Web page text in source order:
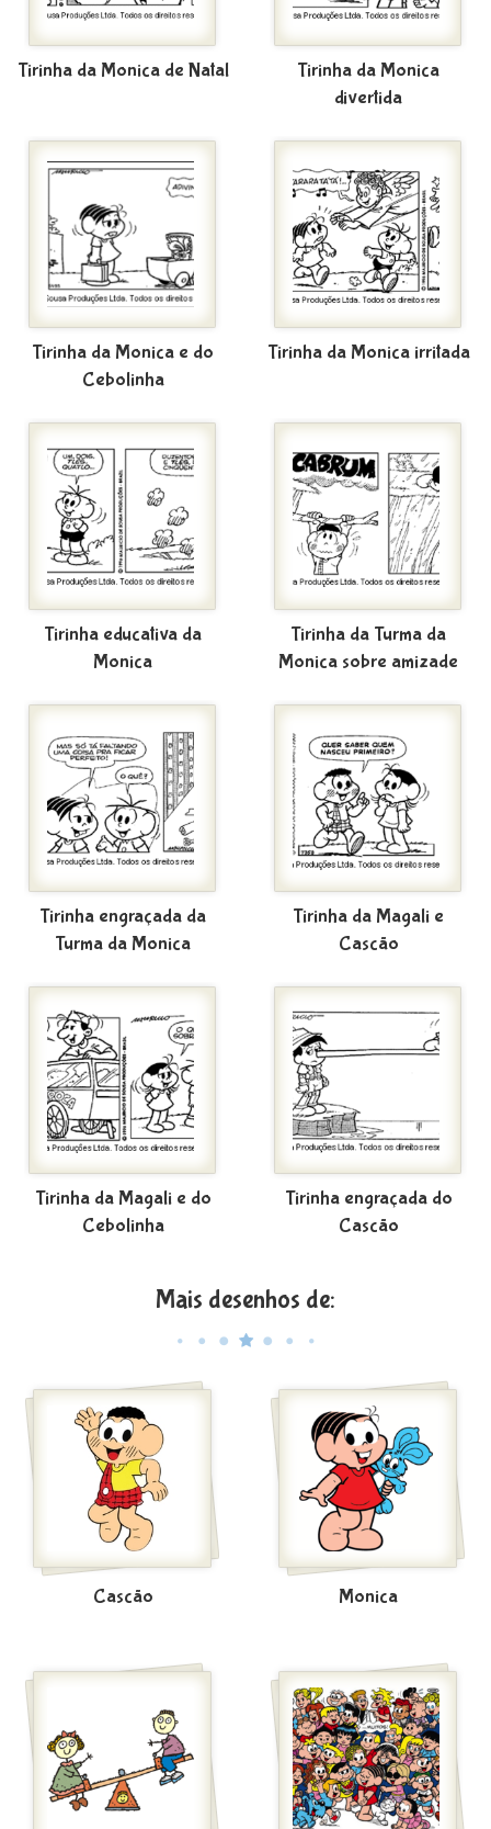
Tirinha da Monica de Natal
Tirinha da Monica
divertida
Tirinha da Monica e do
Cebolinha
Tirinha da Monica irritada
Tirinha educativa da
Monica
Tirinha da Turma da
Monica sobre amizade
Tirinha engraçada da
Turma da Monica
Tirinha da Magali e
Cascão
Tirinha da Magali e do
Cebolinha
Tirinha engraçada do
Cascão
Mais desenhos de:
Cascão Monica